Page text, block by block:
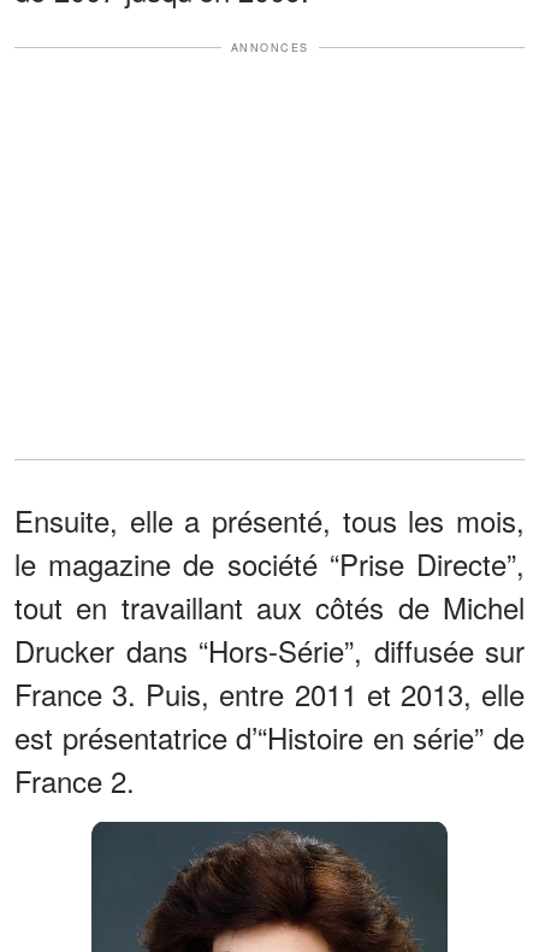
ANNONCES
Ensuite, elle a présenté, tous les mois,
le magazine de société “Prise Directe”,
tout en travaillant aux côtés de Michel
Drucker dans “Hors-Série”, diffusée sur
France 3. Puis, entre 2011 et 2013, elle
est présentatrice d’“Histoire en série” de
France 2.